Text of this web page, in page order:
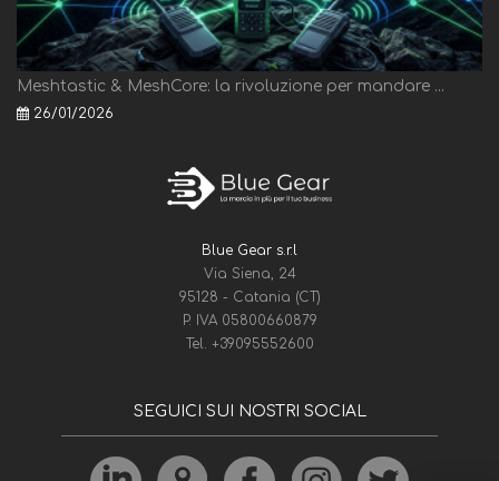
Meshtastic & MeshCore: la rivoluzione per mandare ...
26/01/2026
Blue Gear s.r.l
Via Siena, 24
95128 - Catania (CT)
P. IVA 05800660879
Tel. +39095552600
SEGUICI SUI NOSTRI SOCIAL